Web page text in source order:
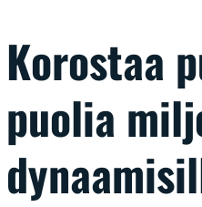
Korostaa
puolia